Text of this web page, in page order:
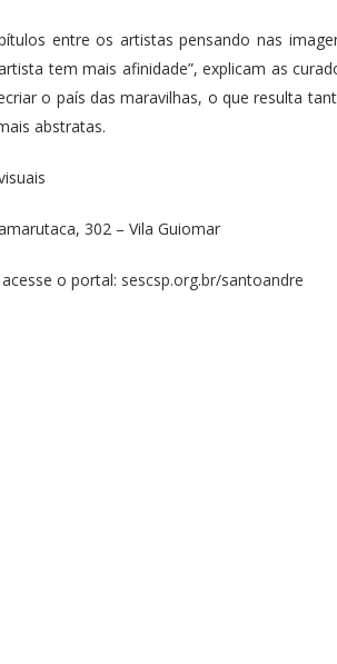
entre os artistas pensando nas
tem mais afinidade”, explicam as
o país das maravilhas, o que resulta
abstratas.
302 – Vila Guiomar
o portal: sescsp.org.br/santoandre